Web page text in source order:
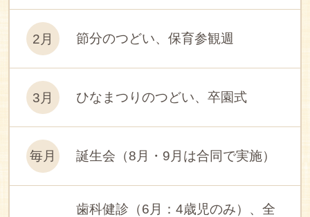
2月 節分のつどい、保育参観週
3月 ひなまつりのつどい、卒園式
毎月 誕生会（8月・9月は合同で実施）
歯科健診（6月：4歳児のみ）、全